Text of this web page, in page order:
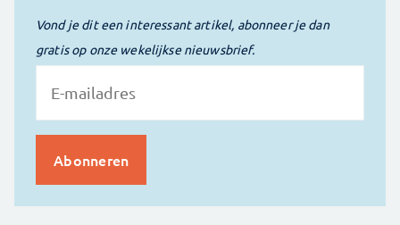
Vond je dit een interessant artikel, abonneer je dan
gratis op onze wekelijkse nieuwsbrief.